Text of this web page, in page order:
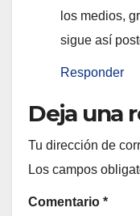
los medios,
sigue así
Responder
Deja una
Tu dirección de
Los campos
Comentario *